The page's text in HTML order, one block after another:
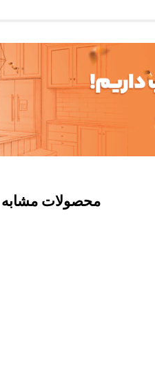
محصولات مشابه